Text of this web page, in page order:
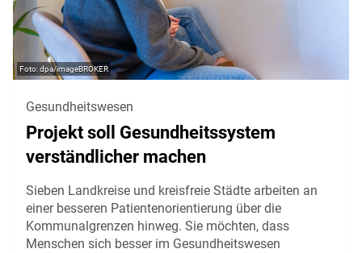
dpa/imageBROKER
Gesundheitswesen
Projekt soll Gesundheitssystem
verständlicher machen
Sieben Landkreise und kreisfreie Städte arbeiten an
einer besseren Patientenorientierung über die
Kommunalgrenzen hinweg. Sie möchten, dass
Menschen sich besser im Gesundheitswesen